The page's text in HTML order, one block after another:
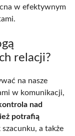
w efektywnym
relacji?
na nasze
w komunikacji,
nad
potrafią
szacunku, a także